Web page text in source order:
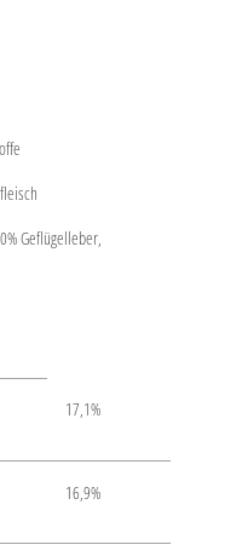
Geflügelleber,
17,1%
16,9%